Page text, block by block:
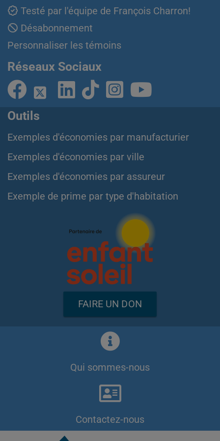
Testé par l'équipe de François Charron!
Désabonnement
Personnaliser les témoins
Réseaux Sociaux
Outils
Exemples d'économies par manufacturier
Exemples d'économies par ville
Exemples d'économies par assureur
Exemple de prime par type d'habitation
FAIRE UN DON
Qui sommes-nous
Contactez-nous